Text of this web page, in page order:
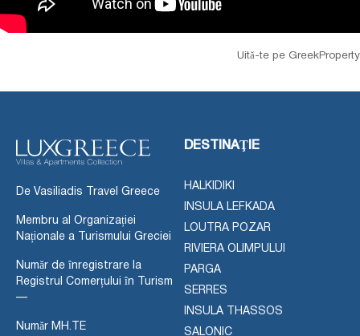
Uită-te pe GreekProperty
De Vasiliadis Travel Greece
Membru al Organizației
Naționale a Turismului Greciei
Număr de înregistrare la
Registrul Comerțului în Turism
—
Număr MH.TE
DESTINAŢIE
HALKIDIKI
INSULA LEFKADA
LOUTRA POZAR
RIVIERA OLIMPULUI
PARGA
SERRES
INSULA THASSOS
SALONIC